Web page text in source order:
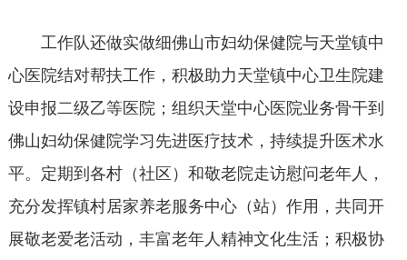
工作队还做实做细佛山市妇幼保健院与天堂镇中
心医院结对帮扶工作，积极助力天堂镇中心卫生院建
设申报二级乙等医院；组织天堂中心医院业务骨干到
佛山妇幼保健院学习先进医疗技术，持续提升医术水
平。定期到各村（社区）和敬老院走访慰问老年人，
充分发挥镇村居家养老服务中心（站）作用，共同开
展敬老爱老活动，丰富老年人精神文化生活；积极协